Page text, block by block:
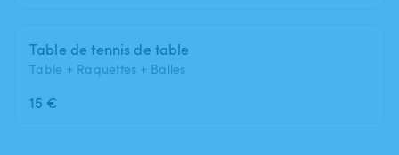
Table de tennis de table
Table + Raquettes + Balles
15 €